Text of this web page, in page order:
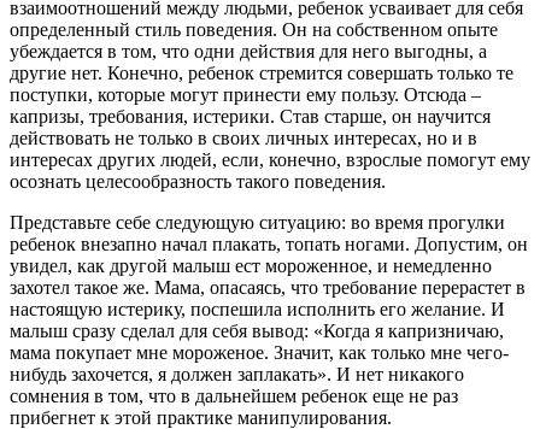
взаимоотношений между людьми, ребенок усваивает для себя
определенный стиль поведения. Он на собственном опыте
убеждается в том, что одни действия для него выгодны, а
другие нет. Конечно, ребенок стремится совершать только те
поступки, которые могут принести ему пользу. Отсюда –
капризы, требования, истерики. Став старше, он научится
действовать не только в своих личных интересах, но и в
интересах других людей, если, конечно, взрослые помогут ему
осознать целесообразность такого поведения.
Представьте себе следующую ситуацию: во время прогулки
ребенок внезапно начал плакать, топать ногами. Допустим, он
увидел, как другой малыш ест мороженное, и немедленно
захотел такое же. Мама, опасаясь, что требование перерастет в
настоящую истерику, поспешила исполнить его желание. И
малыш сразу сделал для себя вывод: «Когда я капризничаю,
мама покупает мне мороженое. Значит, как только мне чего-
нибудь захочется, я должен заплакать». И нет никакого
сомнения в том, что в дальнейшем ребенок еще не раз
прибегнет к этой практике манипулирования.